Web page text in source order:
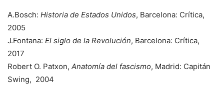
A.Bosch: Historia de Estados Unidos, Barcelona: Crítica,
2005
J.Fontana: El siglo de la Revolución, Barcelona: Crítica,
2017
Robert O. Patxon, Anatomía del fascismo, Madrid: Capitán
Swing, 2004